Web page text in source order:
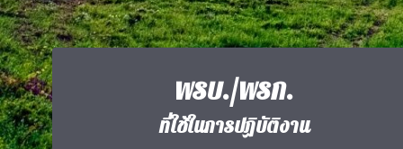
พรบ./พรก.
ที่ใช้ในการปฏิบัติงาน